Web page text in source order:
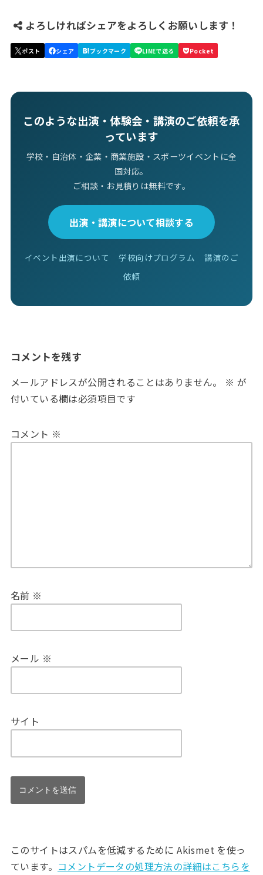
よろしければシェアをよろしくお願いします！
このような出演・体験会・講演のご依頼を承
っています
学校・自治体・企業・商業施設・スポーツイベントに全
国対応。
ご相談・お見積りは無料です。
出演・講演について相談する
イベント出演について 学校向けプログラム
講演のご
依頼
コメントを残す
メールアドレスが公開されることはありません。 ※ が
付いている欄は必須項目です
コメント ※
名前 ※
メール ※
サイト
このサイトはスパムを低減するために Akismet を使っ
ています。 コメントデータの処理方法の詳細はこちらを